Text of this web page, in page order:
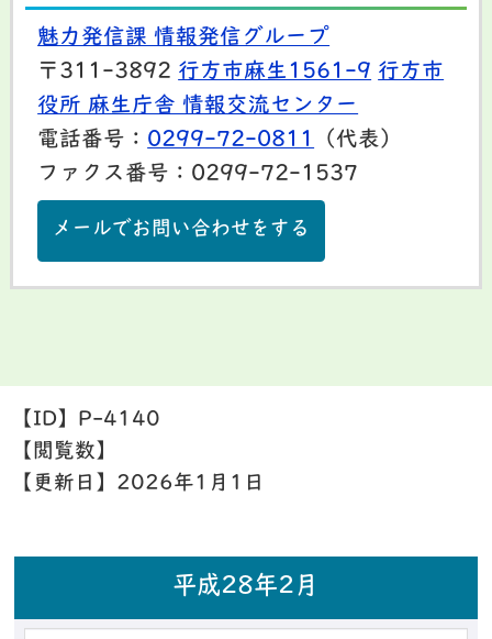
魅力発信課 情報発信グループ
〒311-3892 行方市麻生1561-9 行方市
役所 麻生庁舎 情報交流センター
電話番号： 0299-72-0811
（代表）
ファクス番号：0299-72-1537
メールでお問い合わせをする
【ID】 P-4140
【閲覧数】
【更新日】 2026年1月1日
平成28年2月